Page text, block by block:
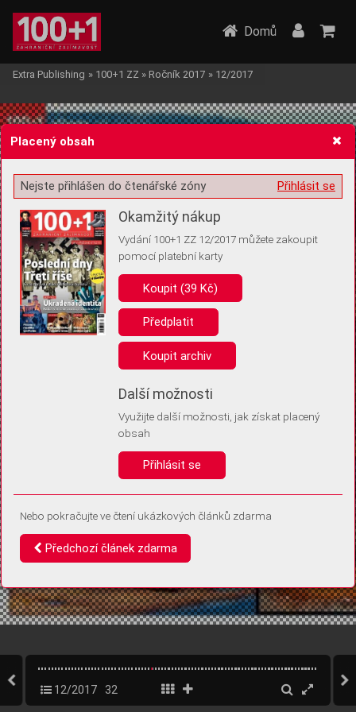
Žádost o souhlas s ukládáním volitelných informací
Pro základní fungování webu nepotřebujeme ukládat žádné informace
(tzv. cookies apod.). Rádi bychom vás ale požádali o souhlas s
uložením volitelných informací:
Anonymní unikátní ID
Díky němu příště poznáme, že se jedná o stejné zařízení, a
Identifikátor je zcela anonymní.
Vaše souhlasy a odmítnutí si ukládáme do vašeho zařízení, abychom se
vás už příště znovu neptali. Můžete je kdykoli později upravit ve Správě
Domů
Extra Publishing » 100+1 ZZ » Ročník 2017 » 12/2017
12/2017 32
Placený obsah
Přihlásit se
Nejste přihlášen do čtenářské zóny
Okamžitý nákup
Vydání 100+1 ZZ 12/2017 můžete zakoupit
pomocí platební karty
Koupit (39 Kč)
Předplatit
Koupit archiv
Další možnosti
Využijte další možnosti, jak získat placený
obsah
Přihlásit se
Nebo pokračujte ve čtení ukázkových článků zdarma
Předchozí článek zdarma